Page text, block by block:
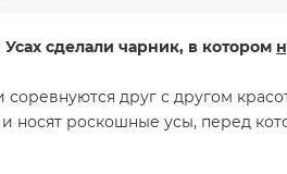
сделали чарник, в котором
друг с другом
роскошные усы, перед